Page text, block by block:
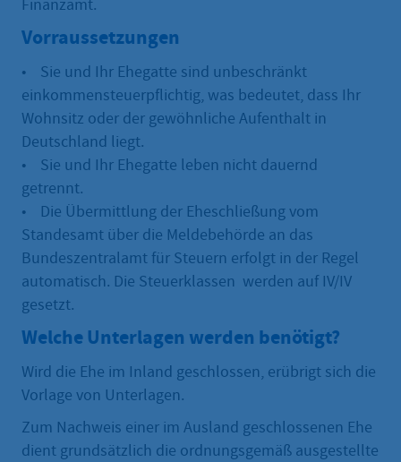
Finanzamt.
Vorraussetzungen
• Sie und Ihr Ehegatte sind unbeschränkt
einkommensteuerpflichtig, was bedeutet, dass Ihr
Wohnsitz oder der gewöhnliche Aufenthalt in
Deutschland liegt.
• Sie und Ihr Ehegatte leben nicht dauernd
getrennt.
• Die Übermittlung der Eheschließung vom
Standesamt über die Meldebehörde an das
Bundeszentralamt für Steuern erfolgt in der Regel
automatisch. Die Steuerklassen werden auf IV/IV
gesetzt.
Welche Unterlagen werden benötigt?
Wird die Ehe im Inland geschlossen, erübrigt sich die
Vorlage von Unterlagen.
Zum Nachweis einer im Ausland geschlossenen Ehe
dient grundsätzlich die ordnungsgemäß ausgestellte